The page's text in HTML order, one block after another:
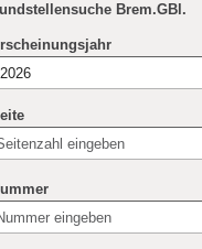
Brem.GBl.